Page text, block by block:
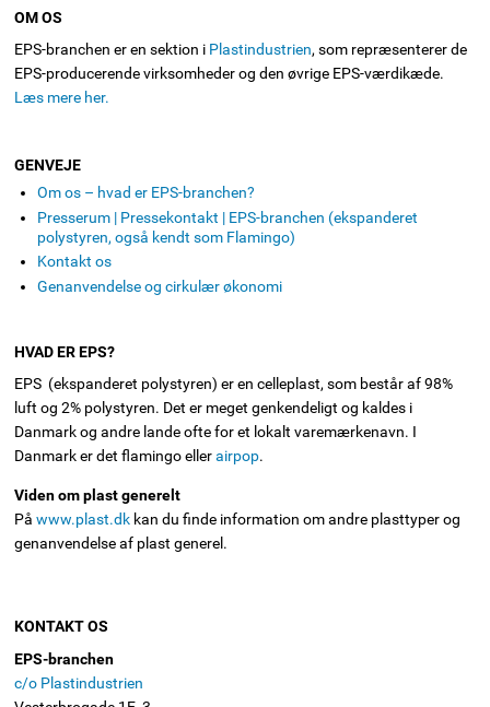
OM OS
EPS-branchen er en sektion i Plastindustrien, som repræsenterer de
EPS-producerende virksomheder og den øvrige EPS-værdikæde.
Læs mere her.
GENVEJE
Om os – hvad er EPS-branchen?
Presserum | Pressekontakt | EPS-branchen (ekspanderet
polystyren, også kendt som Flamingo)
Kontakt os
Genanvendelse og cirkulær økonomi
HVAD ER EPS?
EPS (ekspanderet polystyren) er en celleplast, som består af 98%
luft og 2% polystyren. Det er meget genkendeligt og kaldes i
Danmark og andre lande ofte for et lokalt varemærkenavn. I
Danmark er det flamingo ellerairpop.
Viden om plast generelt
Påwww.plast.dk kan du finde information om andre plasttyper og
genanvendelse af plast generel.
KONTAKT OS
EPS-branchen
c/o Plastindustrien